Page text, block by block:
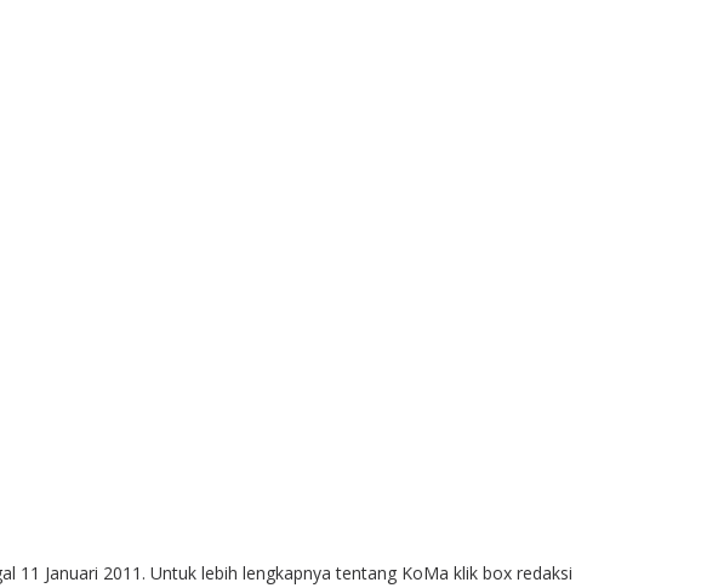
Januari 2011. Untuk lebih lengkapnya tentang KoMa klik box redaksi